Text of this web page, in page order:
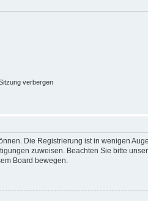
verbergen
Die Registrierung ist in wenigen
zuweisen. Beachten Sie bitte
Board bewegen.